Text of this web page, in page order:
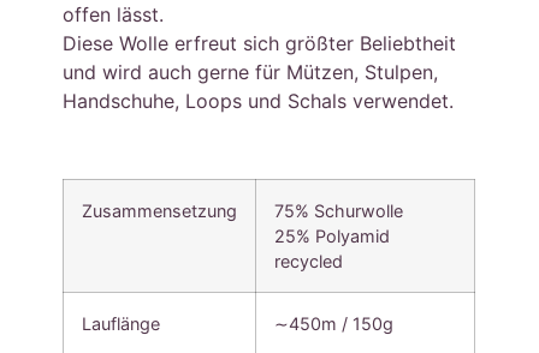
offen lässt.
Diese Wolle erfreut sich größter Beliebtheit
und wird auch gerne für Mützen, Stulpen,
Handschuhe, Loops und Schals verwendet.
Zusammensetzung
75% Schurwolle
25% Polyamid
recycled
Lauflänge ∼450m / 150g